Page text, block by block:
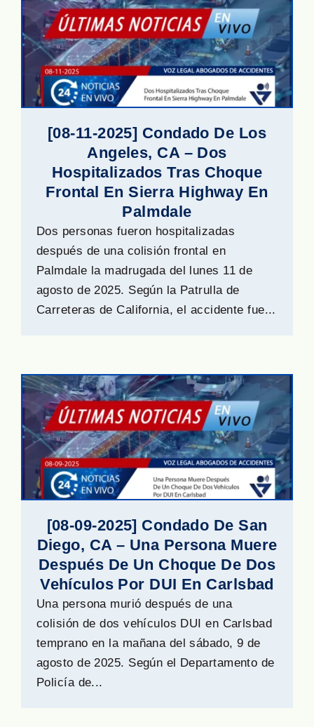
[08-11-2025] Condado De Los
Angeles, CA – Dos
Hospitalizados Tras Choque
Frontal En Sierra Highway En
Palmdale
Dos personas fueron hospitalizadas
después de una colisión frontal en
Palmdale la madrugada del lunes 11 de
agosto de 2025. Según la Patrulla de
Carreteras de California, el accidente fue...
[08-09-2025] Condado De San
Diego, CA – Una Persona Muere
Después De Un Choque De Dos
Vehículos Por DUI En Carlsbad
Una persona murió después de una
colisión de dos vehículos DUI en Carlsbad
temprano en la mañana del sábado, 9 de
agosto de 2025. Según el Departamento de
Policía de...